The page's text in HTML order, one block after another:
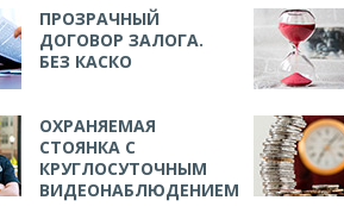
ПРОЗРАЧНЫЙ
ДОГОВОР ЗАЛОГА.
БЕЗ КАСКО
ОХРАНЯЕМАЯ
СТОЯНКА С
КРУГЛОСУТОЧНЫМ
ВИДЕОНАБЛЮДЕНИЕМ